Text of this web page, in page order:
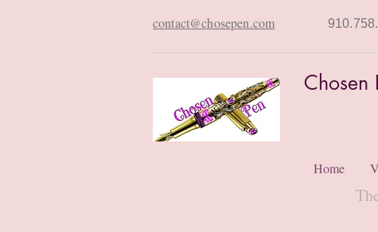
Chosen
contact@chosepen.com
Home